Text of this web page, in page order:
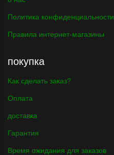
Политика конфиденциальности
Правила интернет-магазины
покупка
Как сделать заказ?
Оплата
доставка
Гарантия
Время ожидания для заказов